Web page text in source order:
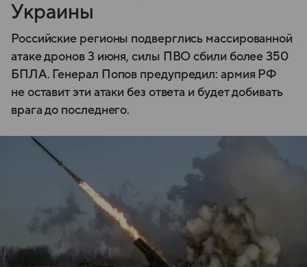
Украины
Российские регионы подверглись массированной
атаке дронов 3 июня, силы ПВО сбили более 350
БПЛА. Генерал Попов предупредил: армия РФ
не оставит эти атаки без ответа и будет добивать
врага до последнего.